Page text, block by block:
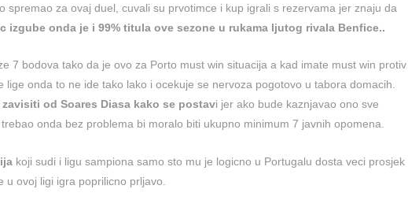
spremao za ovaj duel, cuvali su prvotimce i kup igrali s rezervama jer znaju da
izgube onda je i 99% titula ove sezone u rukama ljutog rivala Benfice..
7 bodova tako da je ovo za Porto must win situacija a kad imate must win protiv
lige onda to ne ide tako lako i ocekuje se nervoza pogotovo u tabora domacih.
zavisiti od Soares Diasa kako se postavi jer ako bude kaznjavao ono sve
onda bez problema bi moralo biti ukupno minimum 7 javnih opomena.
koji sudi i ligu sampiona samo sto mu je logicno u Portugalu dosta veci prosjek
u ovoj ligi igra poprilicno prljavo.